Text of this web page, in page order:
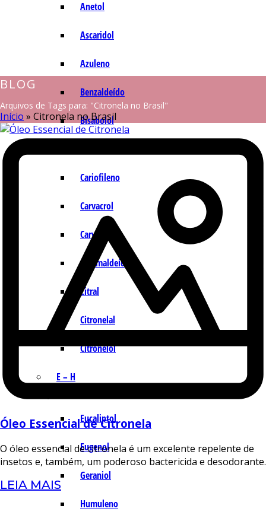
Anetol
Ascaridol
Azuleno
Benzaldeído
Bisabolol
Cariofileno
Carvacrol
Carvona
Cinamaldeído
Citral
Citronelal
Citronelol
E – H
Eucaliptol
Eugenol
Geraniol
Humuleno
BLOG
Arquivos de Tags para: "Citronela no Brasil"
Início » Citronela no Brasil
Óleo Essencial de Citronela
O óleo essencial de citronela é um excelente repelente de
insetos e, também, um poderoso bactericida e desodorante.
LEIA MAIS